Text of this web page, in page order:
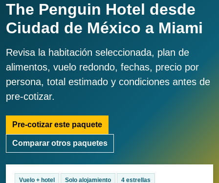
The Penguin Hotel desde
Ciudad de México a Miami
Revisa la habitación seleccionada, plan de
alimentos, vuelo redondo, fechas, precio por
persona, total estimado y condiciones antes de
pre-cotizar.
Pre-cotizar este paquete
Comparar otros paquetes
Vuelo + hotel Solo alojamiento 4 estrellas